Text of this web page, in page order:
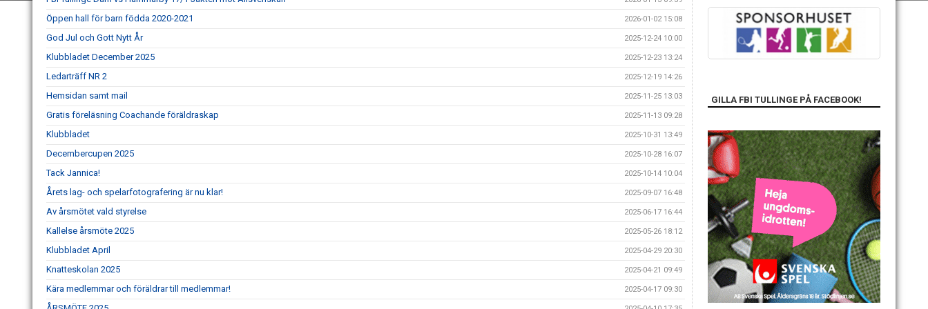
Öppen hall för barn födda 2020-2021 2026-01-02 15:08
God Jul och Gott Nytt År 2025-12-24 10:00
Klubbladet December 2025 2025-12-23 13:24
Ledarträff NR 2 2025-12-19 14:26
Hemsidan samt mail 2025-11-25 13:03
Gratis föreläsning Coachande föräldraskap 2025-11-13 09:28
Klubbladet 2025-10-31 13:49
Decembercupen 2025 2025-10-28 16:07
Tack Jannica! 2025-10-14 10:04
Årets lag- och spelarfotografering är nu klar! 2025-09-07 16:48
Av årsmötet vald styrelse 2025-06-17 16:44
Kallelse årsmöte 2025 2025-05-26 18:12
Klubbladet April 2025-04-29 20:30
Knatteskolan 2025 2025-04-21 09:49
Kära medlemmar och föräldrar till medlemmar! 2025-04-17 09:30
GILLA FBI TULLINGE PÅ FACEBOOK!